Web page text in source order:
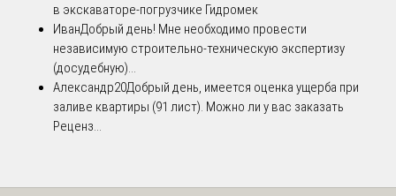
в экскаваторе-погрузчике Гидромек
ИванДобрый день! Мне необходимо провести
независимую строительно-техническую экспертизу
(досудебную)...
Александр20Добрый день, имеется оценка ущерба при
заливе квартиры (91 лист). Можно ли у вас заказать
Реценз...